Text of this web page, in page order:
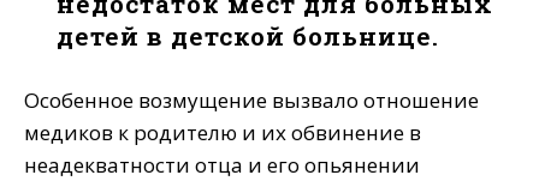
детей в детской больнице.
Особенное возмущение вызвало отношение
медиков к родителю и их обвинение в
неадекватности отца и его опьянении